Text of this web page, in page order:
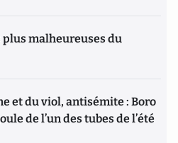
plus malheureuses du
et du viol, antisémite : Boro
de l’un des tubes de l’été